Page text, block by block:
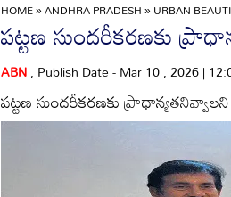
HOME»ANDHRA PRADESH»URBAN
పట్టణ సుందరీకరణకు
ABN, Publish Date - Mar 10 , 2026 |
పట్టణ సుందరీకరణకు